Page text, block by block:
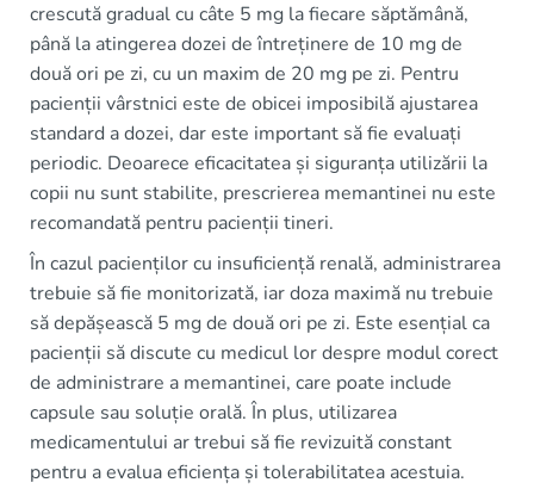
crescută gradual cu câte 5 mg la fiecare săptămână,
până la atingerea dozei de întreținere de 10 mg de
două ori pe zi, cu un maxim de 20 mg pe zi. Pentru
pacienții vârstnici este de obicei imposibilă ajustarea
standard a dozei, dar este important să fie evaluați
periodic. Deoarece eficacitatea și siguranța utilizării la
copii nu sunt stabilite, prescrierea memantinei nu este
recomandată pentru pacienții tineri.
În cazul pacienților cu insuficiență renală, administrarea
trebuie să fie monitorizată, iar doza maximă nu trebuie
să depășească 5 mg de două ori pe zi. Este esențial ca
pacienții să discute cu medicul lor despre modul corect
de administrare a memantinei, care poate include
capsule sau soluție orală. În plus, utilizarea
medicamentului ar trebui să fie revizuită constant
pentru a evalua eficiența și tolerabilitatea acestuia.